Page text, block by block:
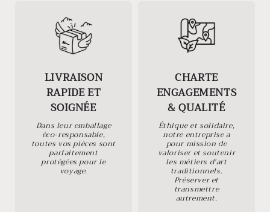
LIVRAISON
RAPIDE ET
SOIGNÉE
Dans leur emballage
éco-responsable,
toutes vos pièces sont
parfaitement
protégées pour le
voyage.
CHARTE
ENGAGEMENTS
& QUALITÉ
Éthique et solidaire,
notre entreprise a
pour mission de
valoriser et soutenir
les métiers d'art
traditionnels.
Préserver et
transmettre
autrement.